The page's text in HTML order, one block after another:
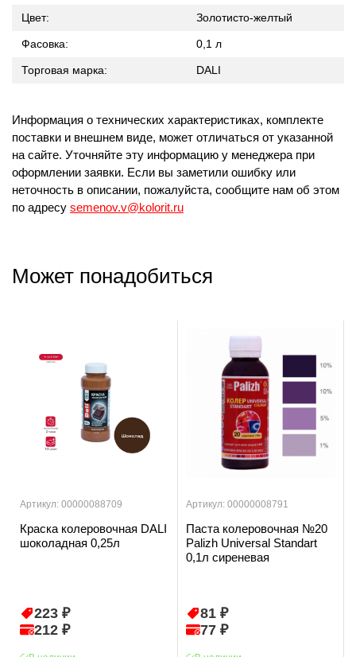
Цвет: Золотисто-желтый
Фасовка: 0,1 л
Торговая марка: DALI
Информация о технических характеристиках, комплекте
поставки и внешнем виде, может отличаться от указанной
на сайте. Уточняйте эту информацию у менеджера при
оформлении заявки. Если вы заметили ошибку или
неточность в описании, пожалуйста, сообщите нам об этом
по адресу semenov.v@kolorit.ru
Может понадобиться
Артикул: 00000088709
Краска колеровочная DALI
шоколадная 0,25л
223 ₽
212 ₽
Артикул: 00000008791
Паста колеровочная №20
Palizh Universal Standart
0,1л сиреневая
81 ₽
77 ₽